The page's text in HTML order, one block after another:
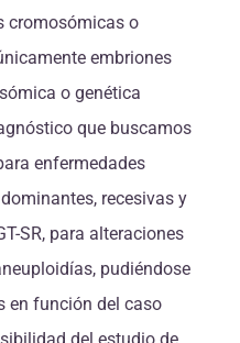
cromosómicas o
embriones
o genética
que buscamos
enfermedades
recesivas y
SR, para alteraciones
pudiéndose
en función del caso